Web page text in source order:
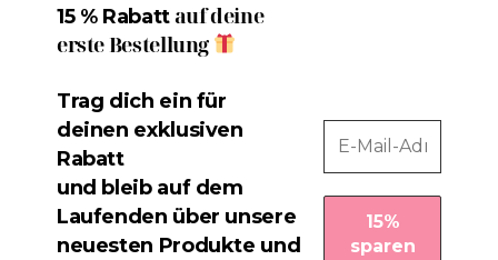
15 % Rabattauf deine
erste Bestellung
Trag dich ein für
deinen exklusiven
Rabatt
und bleib auf dem
Laufenden über unsere
neuesten Produkte und